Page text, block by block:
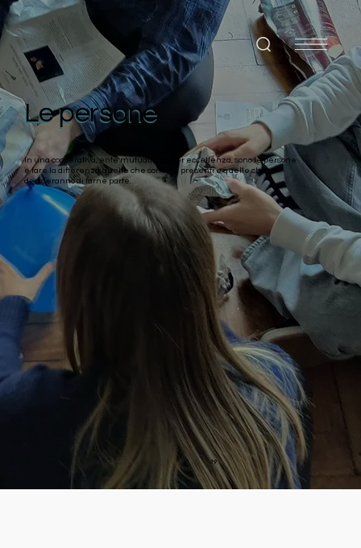
Le persone
In una cooperativa, ente mutualistico per eccellenza, sono le persone
e fare la differenza: quelle che sono già presenti e quelle che
decideranno di farne parte.